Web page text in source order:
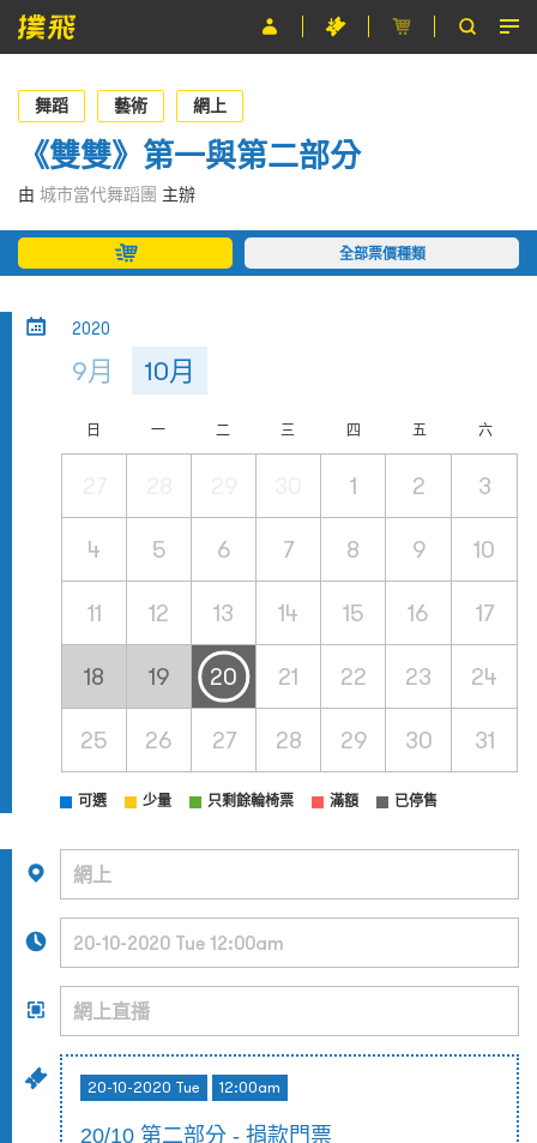
節目
主辦單位
關於撲飛
條款及細則
舞蹈 藝術 網上
《雙雙》第一與第二部分
由 城市當代舞蹈團 主辦
全部票價種類
2020
9月 10月
日 一 二 三 四 五 六
1 2 3
4 5 6 7 8 9 10
11 12 13 14 15 16 17
18 19 20 21 22 23 24
25 26 27 28 29 30 31
可選 少量 只剩餘輪椅票 滿額 已停售
20-10-2020 Tue 12:00am
20/10 第二部分 - 捐款門票